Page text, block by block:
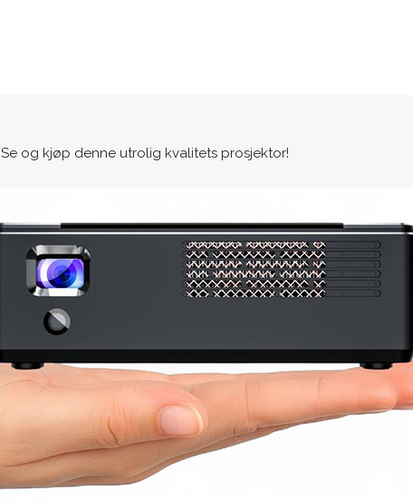
Se og kjøp denne utrolig kvalitets prosjektor!